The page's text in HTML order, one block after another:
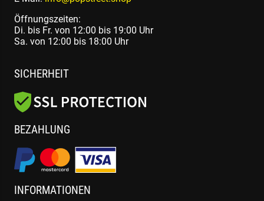
Öffnungszeiten:
Di. bis Fr. von 12:00 bis 19:00 Uhr
Sa. von 12:00 bis 18:00 Uhr
SICHERHEIT
BEZAHLUNG
INFORMATIONEN